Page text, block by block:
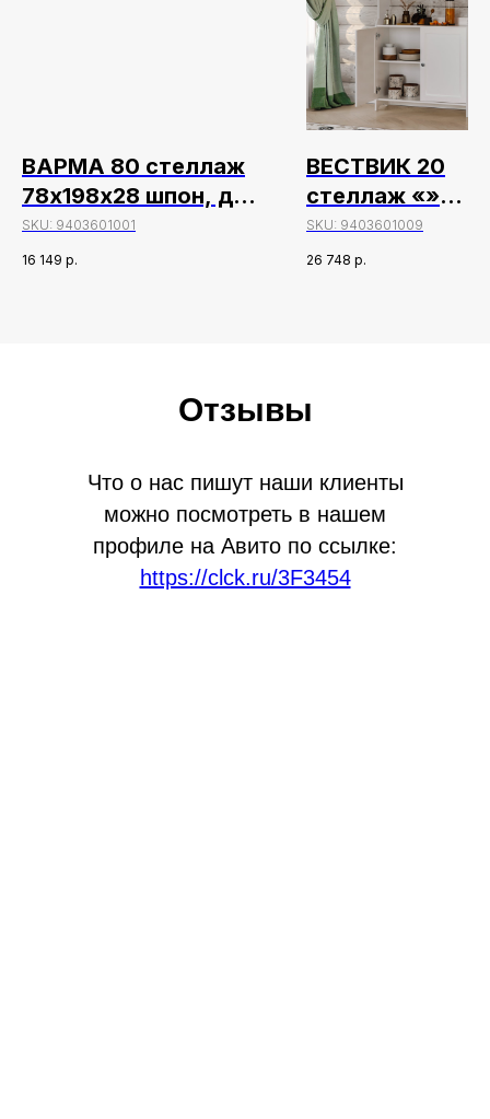
ВАРМА 80 стеллаж
78х198х28 шпон, дуб
беленый
SKU: 9403601001
16 149 р.
ВЕСТВИК 20
стеллаж «»
930х320х1980,
белый лак
SKU: 9403601009
26 748 р.
Что о нас пишут наши клиенты
можно посмотреть в нашем
профиле на Авито по ссылке:
https://clck.ru/3F3454
Отзывы